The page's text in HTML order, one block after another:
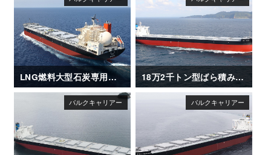
LNG燃料大型石炭専用船「REIMEI（苓明）」 18万2千トン型ばら積み運搬船「CAPT TASOS」